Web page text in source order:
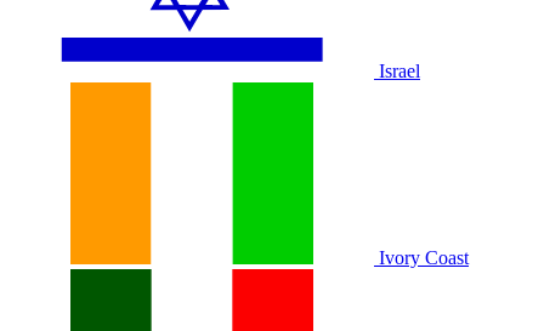
Israel
Ivory Coast